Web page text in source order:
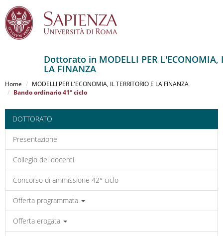
al
contenuto
Dottorato in MODELLI PER L'ECONOMIA,
LA FINANZA
Home
MODELLI PER L'ECONOMIA, IL TERRITORIO E LA FINANZA
Bando ordinario 41° ciclo
DOTTORATO
Presentazione
Collegio dei docenti
Concorso di ammissione 42° ciclo
Offerta programmata
Offerta erogata